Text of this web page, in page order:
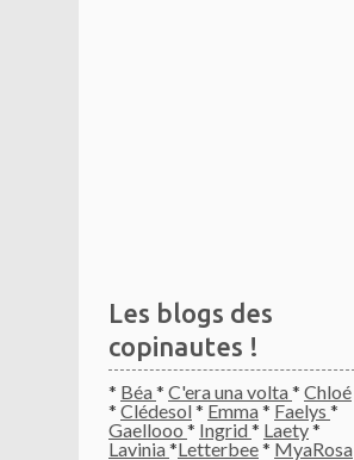
Les blogs des
copinautes !
* Béa* C'era una volta* Chloé
* Clédesol* Emma* Faelys *
Gaellooo * Ingrid* Laety*
Lavinia*Letterbee* MyaRosa